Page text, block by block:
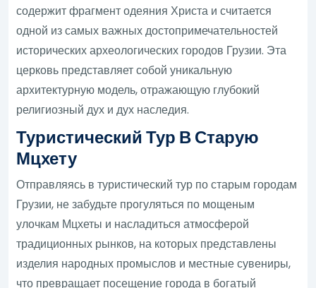
содержит фрагмент одеяния Христа и считается
одной из самых важных достопримечательностей
исторических археологических городов Грузии. Эта
церковь представляет собой уникальную
архитектурную модель, отражающую глубокий
религиозный дух и дух наследия.
Туристический Тур В Старую
Мцхету
Отправляясь в туристический тур по старым городам
Грузии, не забудьте прогуляться по мощеным
улочкам Мцхеты и насладиться атмосферой
традиционных рынков, на которых представлены
изделия народных промыслов и местные сувениры,
что превращает посещение города в богатый